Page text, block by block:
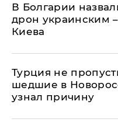
В Болгарии
дрон украинским
Киева
Турция не
шедшие в
узнал причину